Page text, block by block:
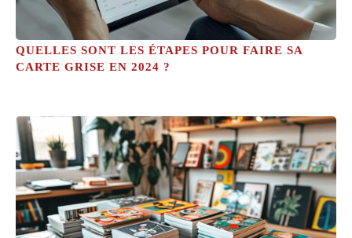
QUELLES SONT LES ÉTAPES POUR FAIRE SA
CARTE GRISE EN 2024 ?